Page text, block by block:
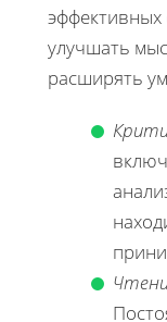
улучшать
расширять